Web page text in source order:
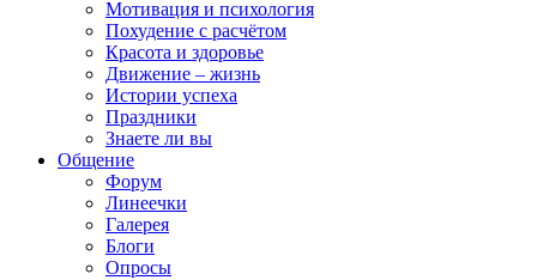
Мотивация и психология
Похудение с расчётом
Красота и здоровье
Движение – жизнь
Истории успеха
Праздники
Знаете ли вы
Общение
Форум
Линеечки
Галерея
Блоги
Опросы